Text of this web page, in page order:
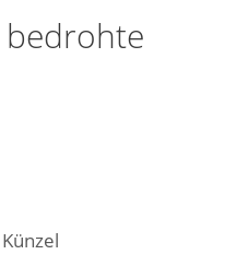
bedrohte